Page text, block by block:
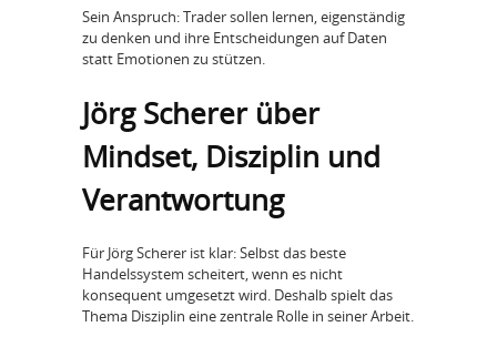
Sein Anspruch: Trader sollen lernen, eigenständig
zu denken und ihre Entscheidungen auf Daten
statt Emotionen zu stützen.
Jörg Scherer über
Mindset, Disziplin und
Verantwortung
Für Jörg Scherer ist klar: Selbst das beste
Handelssystem scheitert, wenn es nicht
konsequent umgesetzt wird. Deshalb spielt das
Thema Disziplin eine zentrale Rolle in seiner Arbeit.